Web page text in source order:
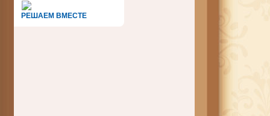
РЕШАЕМ ВМЕСТЕ